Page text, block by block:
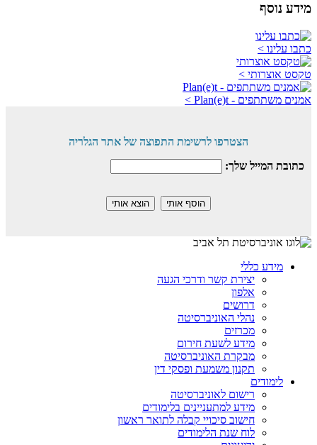
מידע נוסף
כתבו עלינו >
טקסט אוצרותי >
אמנים משתתפים - Plan(e)t >
הצטרפו לרשימת התפוצה של אתר הגלריה
כתובת המייל שלך:
מידע כללי
יצירת קשר ודרכי הגעה
אלפון
דרושים
נהלי האוניברסיטה
מכרזים
מידע לשעת חירום
מבקרת האוניברסיטה
תקנון משמעת ופסקי דין
לימודים
רישום לאוניברסיטה
מידע למתעניינים בלימודים
חישוב סיכויי קבלה לתואר ראשון
לוח שנת הלימודים